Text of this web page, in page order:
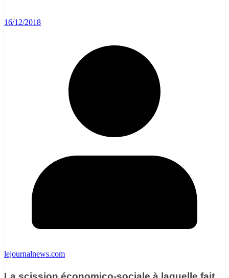
16/12/2018
lejournalnews.com